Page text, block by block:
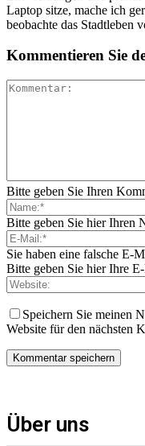
Laptop sitze, mache ich
beobachte das Stadtleben
Kommentieren Sie
Bitte geben Sie Ihren
Bitte geben Sie hier Ihren
Sie haben eine falsche E-
Bitte geben Sie hier Ihre
Speichern Sie meinen
Website für den nächsten
Über uns